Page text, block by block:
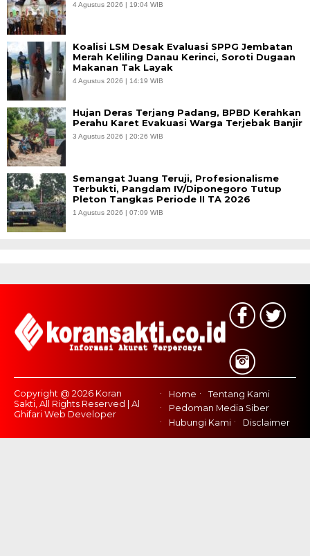
4 Agustus 2026 | 19:04 WIB
Koalisi LSM Desak Evaluasi SPPG Jembatan
Merah Keliling Danau Kerinci, Soroti Dugaan
Makanan Tak Layak
4 Agustus 2026 | 14:19 WIB
Hujan Deras Terjang Padang, BPBD Kerahkan
Perahu Karet Evakuasi Warga Terjebak Banjir
3 Agustus 2026 | 20:26 WIB
Semangat Juang Teruji, Profesionalisme
Terbukti, Pangdam IV/Diponegoro Tutup
Pleton Tangkas Periode II TA 2026
1 Agustus 2026 | 07:09 WIB
Copyright @ 2026 Koran
Sakti, All Rights Reserved | Al
Ghifari Web Developer
Home
Tentang Kami
Pedoman Media Siber
Hubungi Kami
Disclaimer